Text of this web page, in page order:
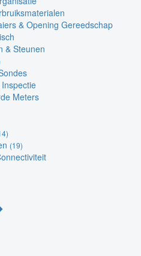
& Opening Gereedschap
& Steunen
Meters
(19)